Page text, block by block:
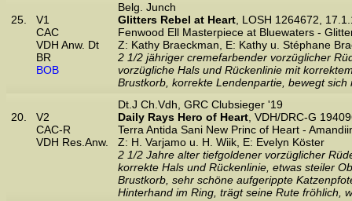
25.
V1
CAC
VDH Anw. Dt
BR
BOB
Belg. Junch
Glitters Rebel at Heart , LOSH 1264672,
Fenwood Ell Masterpiece at Bluewaters -
Z: Kathy Braeckman, E: Kathy u. Stéphane
2 1/2 jähriger cremefarbender vorzüglicher
vorzügliche Hals und Rückenlinie mit
Brustkorb, korrekte Lendenpartie, bewegt
20.
V2
CAC-R
VDH Res.Anw.
Dt.J Ch.Vdh, GRC Clubsieger '19
Daily Rays Hero of Heart , VDH/DRC-G
Terra Antida Sani New Princ of Heart -
Z: H. Varjamo u. H. Wiik, E: Evelyn Köster
2 1/2 Jahre alter tiefgoldener vorzüglicher
korrekte Hals und Rückenlinie, etwas steiler
Brustkorb, sehr schöne aufgerippte
Hinterhand im Ring, trägt seine Rute fröhlich,